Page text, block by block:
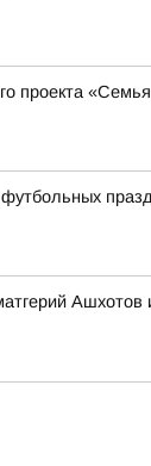
проекта